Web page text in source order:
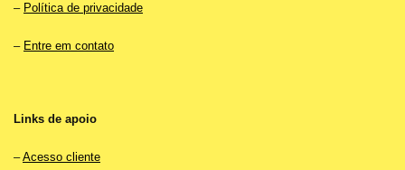
– Política de privacidade
– Entre em contato
Links de apoio
–Acesso cliente